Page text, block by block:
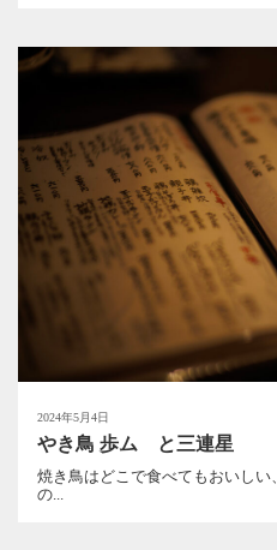
2024年5月4日
やき鳥 歩ム と三連星
焼き鳥はどこで食べてもおいし
の...